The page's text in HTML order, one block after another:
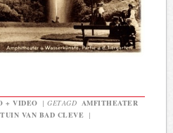
+ VIDEO |GETAGD AMFITHEATER
VAN BAD CLEVE |